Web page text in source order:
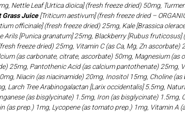
Nettle Leaf [Urtica dioica] (fresh freeze dried) 50mg,
Grass Juice[Triticum aestivum] (fresh freeze dried –
officinale] (fresh freeze dried) 25mg, Kale [Brassica
Arils [Punica granatum] 25mg, Blackberry [Rubus fruticosus]
freeze dried) 25mg, Vitamin C (as Ca, Mg, Zn ascorbate)
(as carbonate, citrate, ascorbate) 50mg, Magnesium (as
25mg, Pantothenic Acid (as calcium pantothenate) 25mg,
Niacin (as niacinamide) 20mg, Inositol 15mg, Choline
Larch Tree Arabinogalactan [Larix occidentalis] 5.5mg,
(as bisglycinate) 1.5mg, Iron (as bisglycinate) 1.5mg,
(as prep.) 1mg, Lycopene (as tomato prep.) 1mg, Vitamin A